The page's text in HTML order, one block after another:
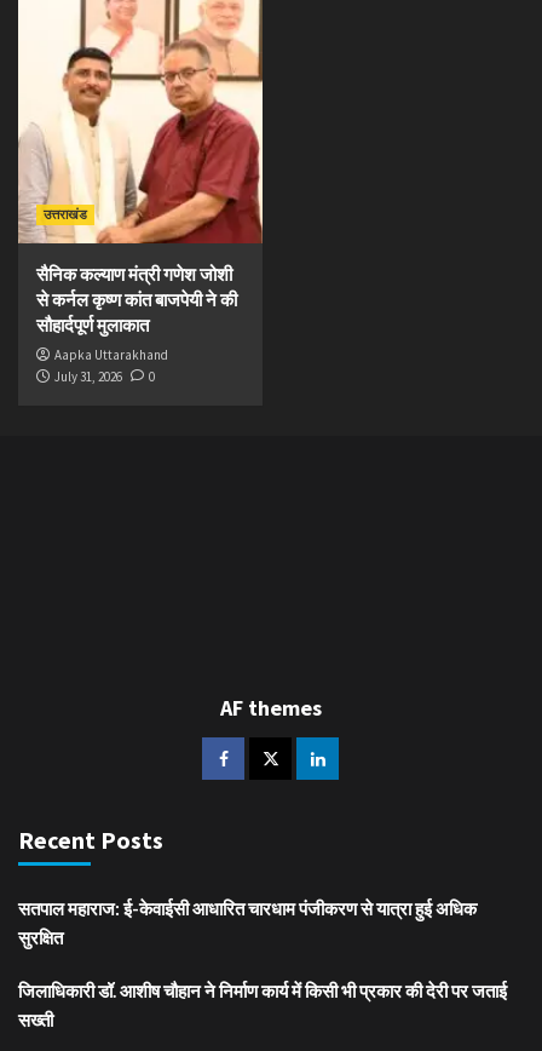
उत्तराखंड
सैनिक कल्याण मंत्री गणेश जोशी
से कर्नल कृष्ण कांत बाजपेयी ने की
सौहार्दपूर्ण मुलाकात
Aapka Uttarakhand
July 31, 2026
0
AF themes
Recent Posts
सतपाल महाराज: ई-केवाईसी आधारित चारधाम पंजीकरण से यात्रा हुई अधिक
सुरक्षित
जिलाधिकारी डॉ. आशीष चौहान ने निर्माण कार्य में किसी भी प्रकार की देरी पर जताई
सख्ती